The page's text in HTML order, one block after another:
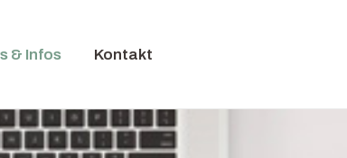
& Infos Kontakt